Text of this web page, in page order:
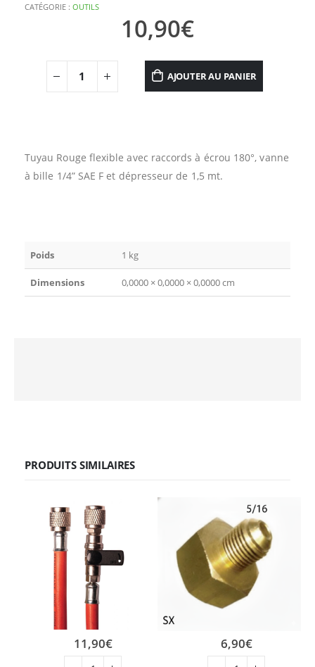
CATÉGORIE : OUTILS
10,90€
AJOUTER AU PANIER
Tuyau Rouge flexible avec raccords à écrou 180°, vanne
à bille 1/4” SAE F et dépresseur de 1,5 mt.
Poids 1 kg
Dimensions 0,0000 × 0,0000 × 0,0000 cm
PRODUITS SIMILAIRES
11,90€ 6,90€